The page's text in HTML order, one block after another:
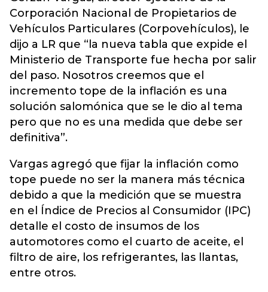
Corporación Nacional de Propietarios de
Vehículos Particulares (Corpovehículos), le
dijo a LR que “la nueva tabla que expide el
Ministerio de Transporte fue hecha por salir
del paso. Nosotros creemos que el
incremento tope de la inflación es una
solución salomónica que se le dio al tema
pero que no es una medida que debe ser
definitiva”.
Vargas agregó que fijar la inflación como
tope puede no ser la manera más técnica
debido a que la medición que se muestra
en el Índice de Precios al Consumidor (IPC)
detalle el costo de insumos de los
automotores como el cuarto de aceite, el
filtro de aire, los refrigerantes, las llantas,
entre otros.